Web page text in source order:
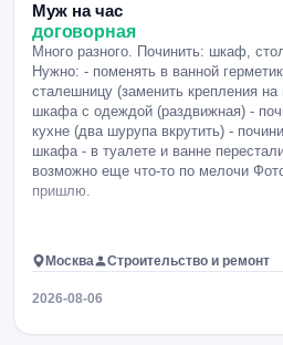
Муж на час
договорная
Много разного. Починить: шкаф,
Нужно: - поменять в ванной
сталешницу (заменить крепления
шкафа с одеждой (раздвижная) -
кухне (два шурупа вкрутить) -
шкафа - в туалете и ванне
возможно еще что-то по мелочи
пришлю.
Москва Строительство и ремонт
2026-08-06